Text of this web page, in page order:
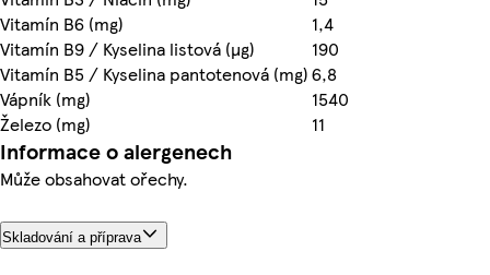
Vitamín B6 (mg)
1,4
Vitamín B9 / Kyselina listová (µg)
190
Vitamín B5 / Kyselina pantotenová (mg)6,8
Vápník (mg)
1540
Železo (mg)
11
Informace o alergenech
Může obsahovat ořechy.
Skladování a příprava